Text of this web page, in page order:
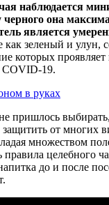
наблюдается
она
является
как зеленый и улун,
которых
COVID-19.
пришлось выбирать,
защитить от многих
множеством
правила целебного
до и после